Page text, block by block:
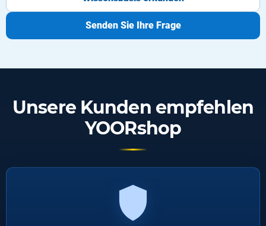
Senden Sie Ihre Frage
Unsere Kunden empfehlen
YOORshop